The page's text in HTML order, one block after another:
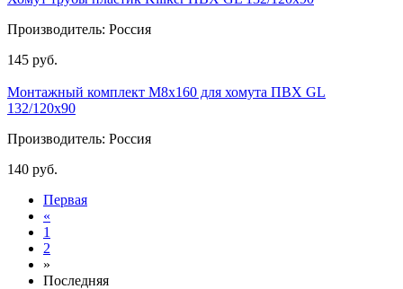
Производитель: Россия
145 руб.
Монтажный комплект М8х160 для хомута ПВХ GL
132/120х90
Производитель: Россия
140 руб.
Первая
«
1
2
»
Последняя